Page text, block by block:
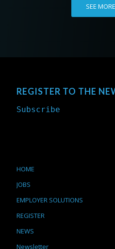
SEE
REGISTER TO THE
Subscribe
HOME
JOBS
EMPLOYER SOLUTIONS
REGISTER
NEWS
Newsletter